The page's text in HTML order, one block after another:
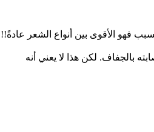
فهو الأقوى بين أنواع الشعر عادةً!!
بالجفاف. لكن هذا لا يعني أنه